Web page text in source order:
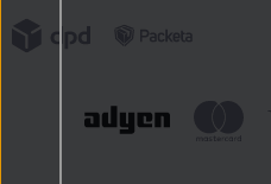
Vásárlói vélemények
Termékvisszaküldés
Termék reklamációja
Adatvédelmi irányelvek
Általános Szerződési Feltételek
Írtak rólunk
Előnyeink